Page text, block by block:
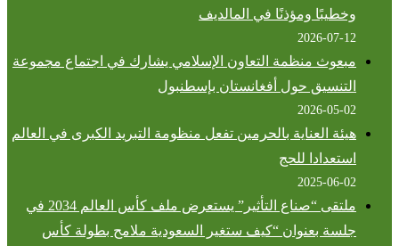
وخطيبًا ومؤذنًا في المالديف
2026-07-12
مبعوث منظمة التعاون الإسلامي يشارك في اجتماع مجموعة
التنسيق حول أفغانستان بإسطنبول
2026-05-02
هيئة العناية بالحرمين تفعل منظومة التبريد الكبرى في العالم
استعدادا للحج
2025-06-02
ملتقى “صناع التأثير” يستعرض ملف كأس العالم 2034 في
جلسة بعنوان “كيف ستغير السعودية ملامح بطولة كأس